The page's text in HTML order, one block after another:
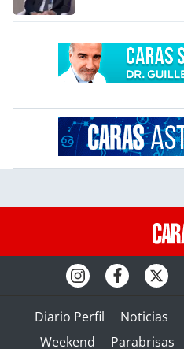
Diario Perfil Noticias
Weekend
Parabrisas